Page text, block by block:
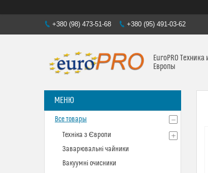
+380 (98) 473-51-68 +380 (95) 491-03-62
EuroPRO Техника
Европы
Все товары
Техніка з Європи
Заварювальні чайники
Вакуумні очисники